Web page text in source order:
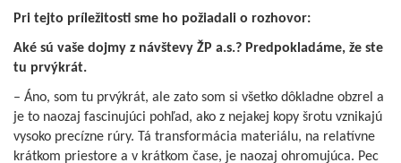
Pri tejto príležitosti sme ho požiadali o rozhovor:
Aké sú vaše dojmy z návštevy ŽP a.s.? Predpokladáme, že ste
tu prvýkrát.
– Áno, som tu prvýkrát, ale zato som si všetko dôkladne obzrel a
je to naozaj fascinujúci pohľad, ako z nejakej kopy šrotu vznikajú
vysoko precízne rúry. Tá transformácia materiálu, na relatívne
krátkom priestore a v krátkom čase, je naozaj ohromujúca. Pec